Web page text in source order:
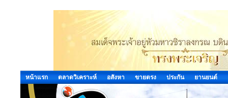
หน้าแรก ตลาดวิเคราะห์ อสังหา ขายตรง ประกัน ยานยนต์